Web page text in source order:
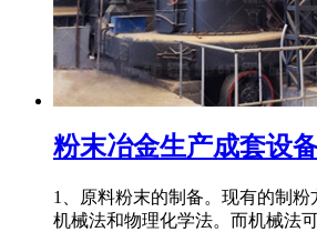
粉末冶金生产成套设
1、原料粉末的制备。现有的制粉
机械法和物理化学法。而机械法